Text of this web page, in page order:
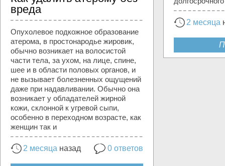
2 месяца
вреда
Опухолевое подкожное образование
атерома, в простонародье жировик,
обычно возникает на волосистой
части тела, за ухом, на лице, спине,
шее и в области половых органов, и
не вызывает болезненных ощущений
даже при надавливании. Обычно она
возникает у обладателей жирной
кожи, склонной к угревой сыпи,
особенно в переходном возрасте, как
женщин так и
2 месяца назад 0 ответов